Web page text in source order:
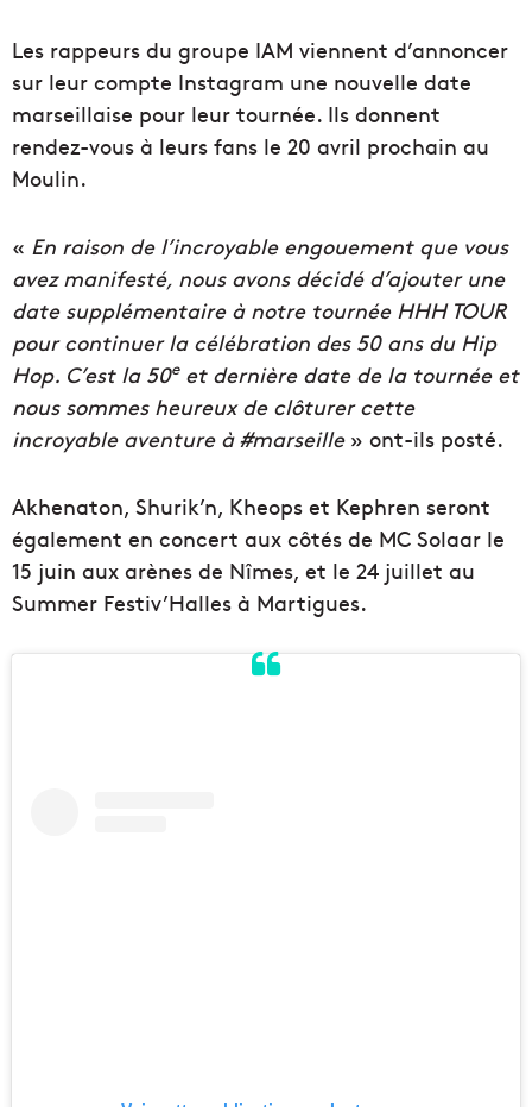
Les rappeurs du groupe IAM viennent d’annoncer
sur leur compte Instagram une nouvelle date
marseillaise pour leur tournée. Ils donnent
rendez-vous à leurs fans le 20 avril prochain au
Moulin.
« En raison de l’incroyable engouement que vous
avez manifesté, nous avons décidé d’ajouter une
date supplémentaire à notre tournée HHH TOUR
pour continuer la célébration des 50 ans du Hip
Hop. C’est la 50eet dernière date de la tournée et
nous sommes heureux de clôturer cette
incroyable aventure à #marseille» ont-ils posté.
Akhenaton, Shurik’n, Kheops et Kephren seront
également en concert aux côtés de MC Solaar le
15 juin aux arènes de Nîmes, et le 24 juillet au
Summer Festiv’Halles à Martigues.